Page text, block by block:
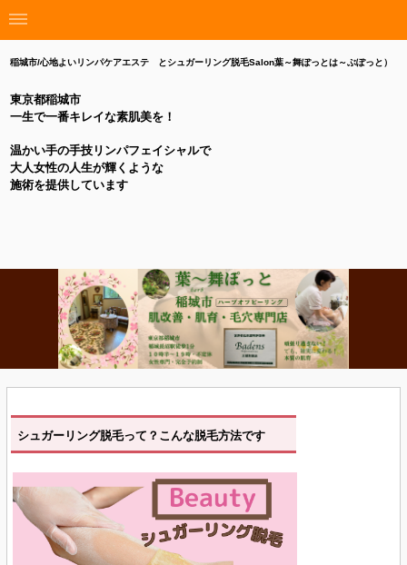
稲城市/心地よいリンパケアエステ とシュガーリング脱毛Salon葉～舞ぽっとは～ぶぽっと）
東京都稲城市
一生で一番キレイな素肌美を！
温かい手の手技リンパフェイシャルで
大人女性の人生が輝くような
施術を提供しています
シュガーリング脱毛って？こんな脱毛方法です